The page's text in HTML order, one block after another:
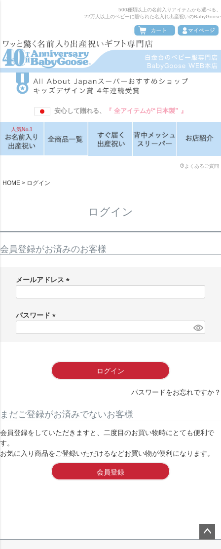
500種類以上の名前入りアイテムから選べる、
22万人以上のベビーに贈られた名入れ出産祝いのBabyGoose
安心して贈れる、 『 全アイテムが“日本製” 』
よくあるご質問
HOME ログイン
ログイン
会員登録がお済みのお客様
メールアドレス
)
パスワード
ログイン
パスワードをお忘れですか？
まだご登録がお済みでないお客様
会員登録をしていただきますと、二度目のお買い物時にとても便利で
す。
お気に入り商品をご登録いただけるなどお買い物が便利になります。
会員登録